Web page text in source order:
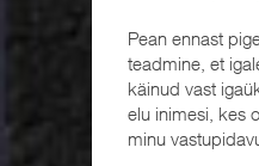
Pean ennast
teadmine, et
käinud vast
elu inimesi, kes
minu